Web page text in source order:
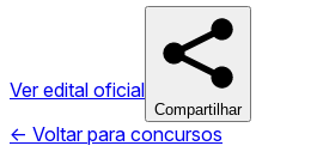
Ver edital oficial
Compartilhar
← Voltar para concursos